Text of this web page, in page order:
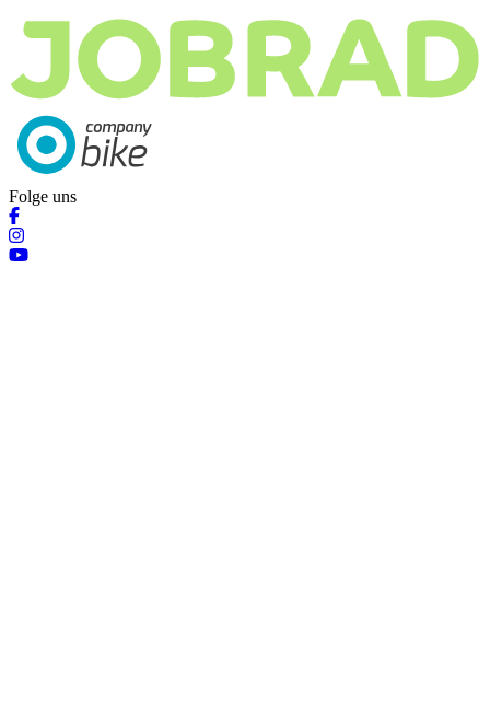
Folge uns